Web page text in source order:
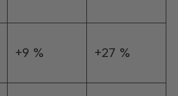
+9 % +27 %